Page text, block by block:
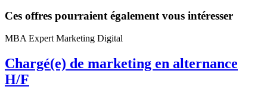
Ces offres pourraient également vous intéresser
MBA Expert Marketing Digital
Chargé(e) de marketing en alternance
H/F